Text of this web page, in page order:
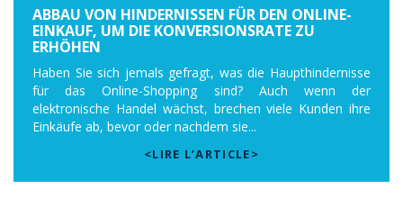
ABBAU VON HINDERNISSEN FÜR DEN ONLINE-
EINKAUF, UM DIE KONVERSIONSRATE ZU
ERHÖHEN
Haben Sie sich jemals gefragt, was die Haupthindernisse
für das Online-Shopping sind? Auch wenn der
elektronische Handel wächst, brechen viele Kunden ihre
Einkäufe ab, bevor oder nachdem sie...
<LIRE L’ARTICLE>